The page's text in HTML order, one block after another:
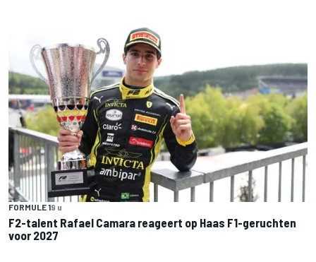
FORMULE 19 u
F2-talent Rafael Camara reageert op Haas F1-geruchten
voor 2027